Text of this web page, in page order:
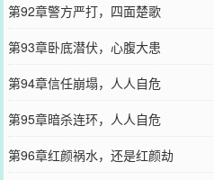
第92章警方严打，四面楚歌
第93章卧底潜伏，心腹大患
第94章信任崩塌，人人自危
第95章暗杀连环，人人自危
第96章红颜祸水，还是红颜劫